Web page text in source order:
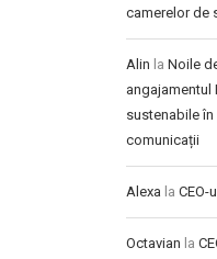
camerelor de
Alin la Noile
angajamentul
sustenabile
comunicații
Alexa la CEO-
Octavian la